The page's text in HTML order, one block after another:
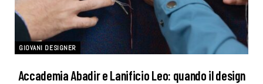
GIOVANI DESIGNER
Accademia Abadir e Lanificio Leo: quando il design